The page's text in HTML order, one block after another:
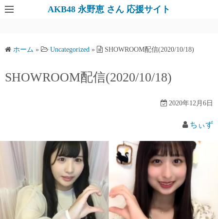
AKB48 永野恵 さん 応援サイト
ホーム » Uncategorized » SHOWROOM配信(2020/10/18)
SHOWROOM配信(2020/10/18)
2020年12月6日
ちぃず